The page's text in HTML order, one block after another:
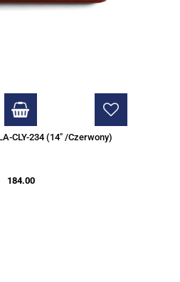
CLY-234 (14" /Czerwony)
184.00